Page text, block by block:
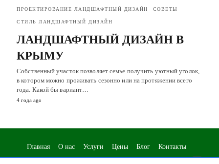
ПРОЕКТИРОВАНИЕ ЛАНДШАФТНЫЙ ДИЗАЙН СОВЕТЫ
СТИЛЬ ЛАНДШАФТНЫЙ ДИЗАЙН
ЛАНДШАФТНЫЙ ДИЗАЙН В
КРЫМУ
Собственный участок позволяет семье получить уютный уголок,
в котором можно проживать сезонно или на протяжении всего
года. Какой бы вариант…
4 года ago
Главная О нас Услуги Цены Блог Контакты